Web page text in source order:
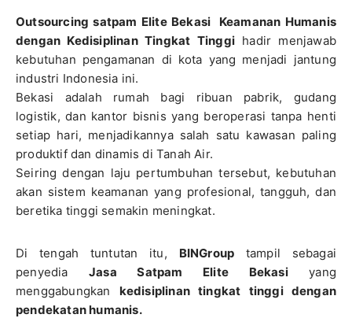
Outsourcing satpam Elite Bekasi Keamanan Humanis
dengan Kedisiplinan Tingkat Tinggihadir menjawab
kebutuhan pengamanan di kota yang menjadi jantung
industri Indonesia ini.
Bekasi adalah rumah bagi ribuan pabrik, gudang
logistik, dan kantor bisnis yang beroperasi tanpa henti
setiap hari, menjadikannya salah satu kawasan paling
produktif dan dinamis di Tanah Air.
Seiring dengan laju pertumbuhan tersebut, kebutuhan
akan sistem keamanan yang profesional, tangguh, dan
beretika tinggi semakin meningkat.
Di tengah tuntutan itu, BINGroup tampil sebagai
penyediaJasa Satpam Elite Bekasiyang
menggabungkan kedisiplinan tingkat tinggi dengan
pendekatan humanis.